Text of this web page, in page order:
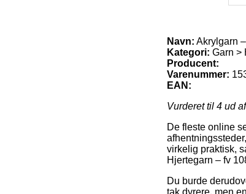
Navn: Akrylgarn
Kategori: Garn >
Producent:
Varenummer:
EAN:
Vurderet til 4 ud
De fleste online
virkelig praktisk,
Hjertegarn – fv
Du burde
tak dyrere, men